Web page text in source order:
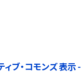
ィブ・コモンズ 表示